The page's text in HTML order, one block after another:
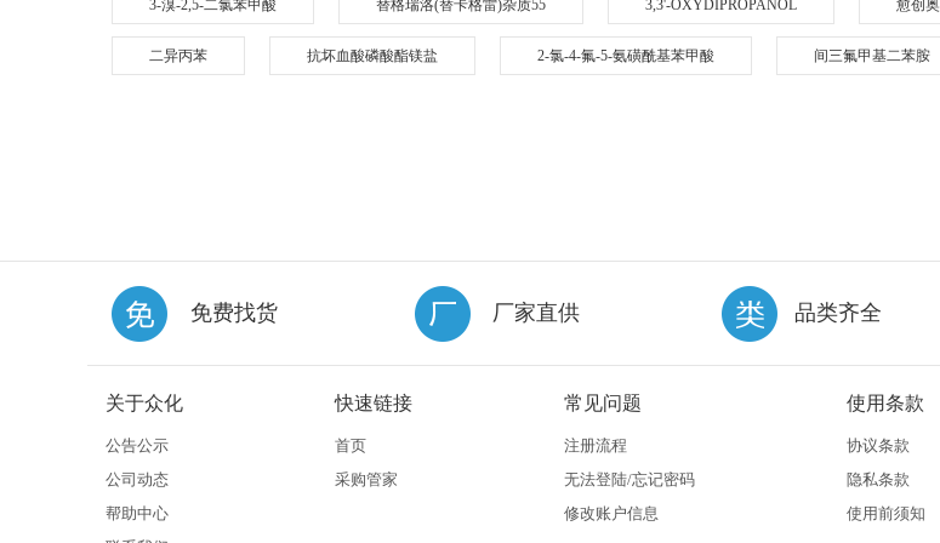
3-溴-2,5-二氯苯甲酸 替格瑞洛(替卡格雷)杂质55 3,3'-OXYDIPROPANOL 愈创奥
二异丙苯 抗坏血酸磷酸酯镁盐 2-氯-4-氟-5-氨磺酰基苯甲酸 间三氟甲基二苯胺
免费找货 厂家直供 品类齐全
关于众化
公告公示
公司动态
帮助中心
快速链接
首页
采购管家
常见问题
注册流程
无法登陆/忘记密码
修改账户信息
使用条款
协议条款
隐私条款
使用前须知